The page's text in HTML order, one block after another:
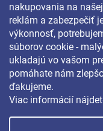
nakupovania na
reklám a zabezpečiť
výkonnosť,
súborov cookie -
ukladajú vo vašom
pomáhate nám
ďakujeme.
Viac informácií
Pre akcie, súťaže a